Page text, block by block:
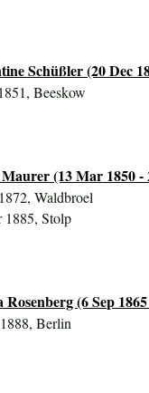
Schüßler (20 Dec
Beeskow
(13 Mar 1850 -
Waldbroel
1885, Stolp
Rosenberg (6 Sep
Berlin